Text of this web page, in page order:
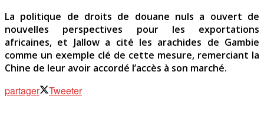
La politique de droits de douane nuls a ouvert de
nouvelles perspectives pour les exportations
africaines, et Jallow a cité les arachides de Gambie
comme un exemple clé de cette mesure, remerciant la
Chine de leur avoir accordé l’accès à son marché.
partager Tweeter